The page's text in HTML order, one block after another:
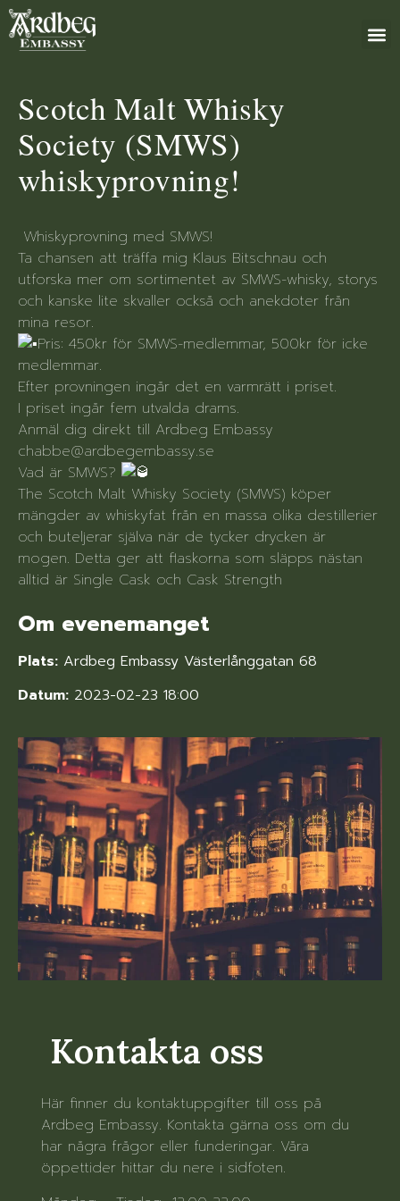
Scotch Malt Whisky
Society (SMWS)
whiskyprovning!
Whiskyprovning med SMWS!
Ta chansen att träffa mig Klaus Bitschnau och
utforska mer om sortimentet av SMWS-whisky, storys
och kanske lite skvaller också och anekdoter från
mina resor.
Pris: 450kr för SMWS-medlemmar, 500kr för icke
medlemmar.
Efter provningen ingår det en varmrätt i priset.
I priset ingår fem utvalda drams.
Anmäl dig direkt till Ardbeg Embassy
chabbe@ardbegembassy.se
Vad är SMWS?
The Scotch Malt Whisky Society (SMWS) köper
mängder av whiskyfat från en massa olika destillerier
och buteljerar själva när de tycker drycken är
mogen. Detta ger att flaskorna som släpps nästan
alltid är Single Cask och Cask Strength
Om evenemanget
Plats: Ardbeg Embassy Västerlånggatan 68
Datum: 2023-02-23 18:00
Kontakta oss
Här finner du kontaktuppgifter till oss på
Ardbeg Embassy. Kontakta gärna oss om du
har några frågor eller funderingar. Våra
öppettider hittar du nere i sidfoten.